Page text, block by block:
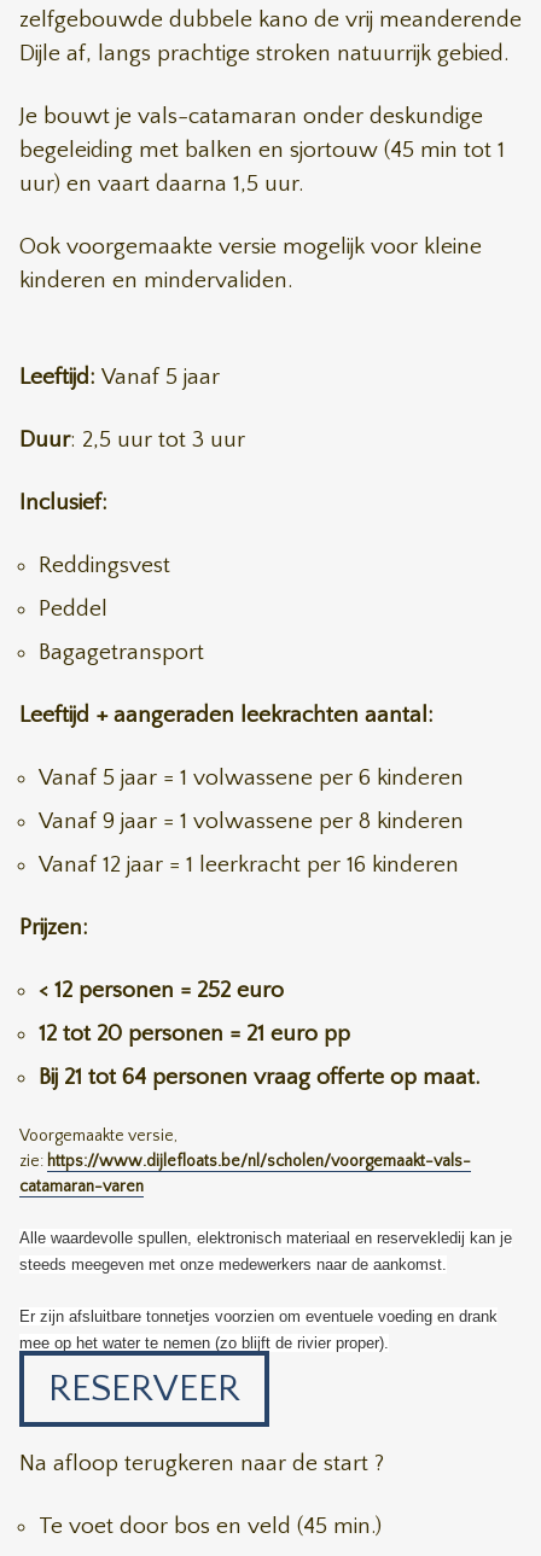
zelfgebouwde dubbele kano de vrij meanderende
Dijle af, langs prachtige stroken natuurrijk gebied.
Je bouwt je vals-catamaran onder deskundige
begeleiding met balken en sjortouw (45 min tot 1
uur) en vaart daarna 1,5 uur.
Ook voorgemaakte versie mogelijk voor kleine
kinderen en mindervaliden.
Leeftijd: Vanaf 5 jaar
Duur: 2,5 uur tot 3 uur
Inclusief:
Reddingsvest
Peddel
Bagagetransport
Leeftijd + aangeraden leekrachten aantal:
Vanaf 5 jaar = 1 volwassene per 6 kinderen
Vanaf 9 jaar = 1 volwassene per 8 kinderen
Vanaf 12 jaar = 1 leerkracht per 16 kinderen
Prijzen:
< 12 personen = 252 euro
12 tot 20 personen = 21 euro pp
Bij 21 tot 64 personen vraag offerte op maat.
Voorgemaakte versie,
zie: https://www.dijlefloats.be/nl/scholen/voorgemaakt-vals-
catamaran-varen
Alle waardevolle spullen, elektronisch materiaal en reservekledij kan je
steeds meegeven met onze medewerkers naar de aankomst.
Er zijn afsluitbare tonnetjes voorzien om eventuele voeding en drank
mee op het water te nemen (zo blijft de rivier proper).
RESERVEER
Na afloop terugkeren naar de start ?
Te voet door bos en veld (45 min.)